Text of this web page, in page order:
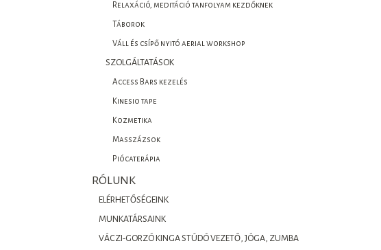
Relaxáció, meditáció tanfolyam kezdőknek
Táborok
Váll és csípő nyitó aerial workshop
SZOLGÁLTATÁSOK
Access Bars kezelés
Kinesio tape
Kozmetika
Masszázsok
Piócaterápia
RÓLUNK
ELÉRHETŐSÉGEINK
MUNKATÁRSAINK
VÁCZI-GORZÓ KINGA STÚDÓ VEZETŐ, JÓGA, ZUMBA